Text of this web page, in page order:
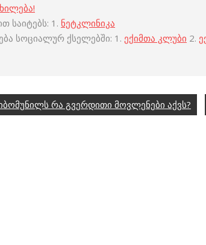
საიტებს: 1. ნეტკლინიკა
სოციალურ ქსელებში: 1. ექიმთა კლუბი 2.
რა გვერდითი მოვლენები აქვს?